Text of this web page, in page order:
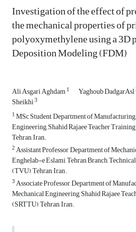
Investigation of the effect of
the mechanical properties of
polyoxymethylene using a 3D
Deposition Modeling (FDM)
Ali Asgari Aghdam1 Yaghoub DadgarAsl
Sheikhi3
1MSc Student, Department of
Engineering, Shahid Rajaee Teacher
Tehran, Iran.
2Assistant Professor, Department of
Enghelab-e Eslami, Tehran Branch,
(TVU), Tehran, Iran.
3Associate Professor, Department of
Mechanical Engineering, Shahid Rajaee
(SRTTU), Tehran, Iran.